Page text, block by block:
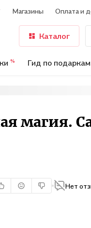
Магазины Оплата и
Каталог
% Гид по подаркам
магия.
Нет